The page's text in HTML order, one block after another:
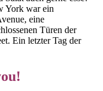
York war ein
eine
Türen der
Ein letzter Tag der